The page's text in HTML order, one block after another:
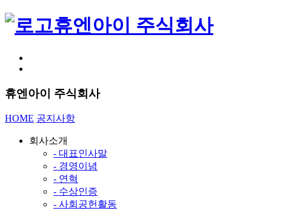
휴엔아이 주식회사
휴엔아이 주식회사
HOME 공지사항
회사소개
- 대표인사말
- 경영이념
- 연혁
- 수상인증
- 사회공헌활동